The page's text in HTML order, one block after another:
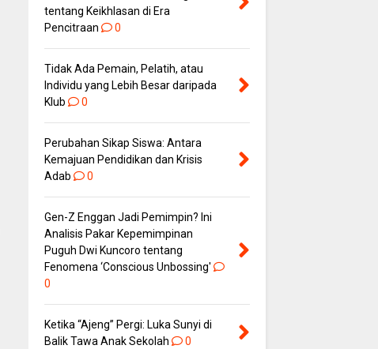
tentang Keikhlasan di Era
Pencitraan
0
Tidak Ada Pemain, Pelatih, atau
Individu yang Lebih Besar daripada
Klub
0
Perubahan Sikap Siswa: Antara
Kemajuan Pendidikan dan Krisis
Adab
0
Gen-Z Enggan Jadi Pemimpin? Ini
Analisis Pakar Kepemimpinan
Puguh Dwi Kuncoro tentang
Fenomena ‘Conscious Unbossing'
0
Ketika “Ajeng” Pergi: Luka Sunyi di
Balik Tawa Anak Sekolah
0